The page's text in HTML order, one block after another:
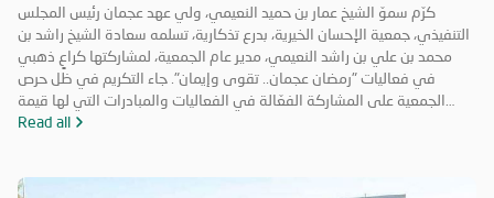
كرّم سموّ الشيخ عمار بن حميد النعيمي، ولي عهد عجمان رئيس المجلس
التنفيذي، جمعية الإحسان الخيرية، بدرع تذكارية، تسلمه سعادة الشيخ راشد بن
محمد بن علي بن راشد النعيمي، مدير عام الجمعية، لمشاركتها كراعٍ ذهبي
في فعاليات "رمضان عجمان.. تقوى وإيمان". جاء التكريم في ظل حرص
الجمعية على المشاركة الفعّالة في الفعاليات والمبادرات التي لها قيمة
مضافة تعود على المجتمع بالخير والنفع، وهو ما تتميز به فعاليات "رمضان
وواجبها تجاه الإمارة؛ إذ قامت برعاية ذهبية للفعاليات والنشاطات
Read all